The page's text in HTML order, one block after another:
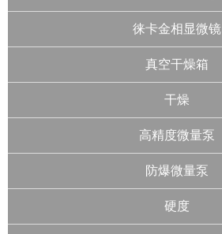
徕卡金相显微镜
真空干燥箱
干燥
高精度微量泵
防爆微量泵
硬度